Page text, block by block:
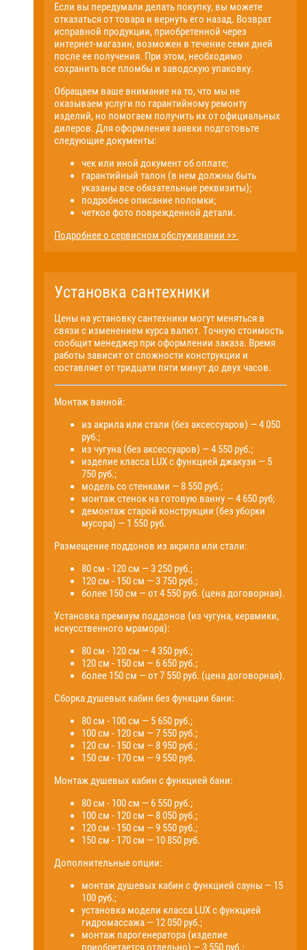
Если вы передумали делать покупку, вы можете
отказаться от товара и вернуть его назад. Возврат
исправной продукции, приобретенной через
интернет-магазин, возможен в течение семи дней
после ее получения. При этом, необходимо
сохранить все пломбы и заводскую упаковку.
Обращаем ваше внимание на то, что мы не
оказываем услуги по гарантийному ремонту
изделий, но помогаем получить их от официальных
дилеров. Для оформления заявки подготовьте
следующие документы:
чек или иной документ об оплате;
гарантийный талон (в нем должны быть
указаны все обязательные реквизиты);
подробное описание поломки;
четкое фото поврежденной детали.
Подробнее о сервисном обслуживании >>
Установка сантехники
Цены на установку сантехники могут меняться в
связи с изменением курса валют. Точную стоимость
сообщит менеджер при оформлении заказа. Время
работы зависит от сложности конструкции и
составляет от тридцати пяти минут до двух часов.
Монтаж ванной:
из акрила или стали (без аксессуаров) — 4 050
руб.;
из чугуна (без аксессуаров) — 4 550 руб.;
изделие класса LUX с функцией джакузи — 5
750 руб.;
модель со стенками — 8 550 руб.;
монтаж стенок на готовую ванну — 4 650 руб;
демонтаж старой конструкции (без уборки
мусора) — 1 550 руб.
Размещение поддонов из акрила или стали:
80 см - 120 см — 3 250 руб.;
120 см - 150 см — 3 750 руб.;
более 150 см — от 4 550 руб. (цена договорная).
Установка премиум поддонов (из чугуна, керамики,
искусственного мрамора):
80 см - 120 см — 4 350 руб.;
120 см - 150 см — 6 650 руб.;
более 150 см — от 7 550 руб. (цена договорная).
Сборка душевых кабин без функции бани:
80 см - 100 см — 5 650 руб.;
100 см - 120 см — 7 550 руб.;
120 см - 150 см — 8 950 руб.;
150 см - 170 см — 9 550 руб.
Монтаж душевых кабин с функцией бани:
80 см - 100 см — 6 550 руб.;
100 см - 120 см — 8 050 руб.;
120 см - 150 см — 9 550 руб.;
150 см - 170 см — 10 850 руб.
Дополнительные опции:
монтаж душевых кабин с функцией сауны — 15
100 руб.;
установка модели класса LUX с функцией
гидромассажа — 12 050 руб.;
монтаж парогенератора (изделие
приобретается отдельно) — 3 550 руб.;